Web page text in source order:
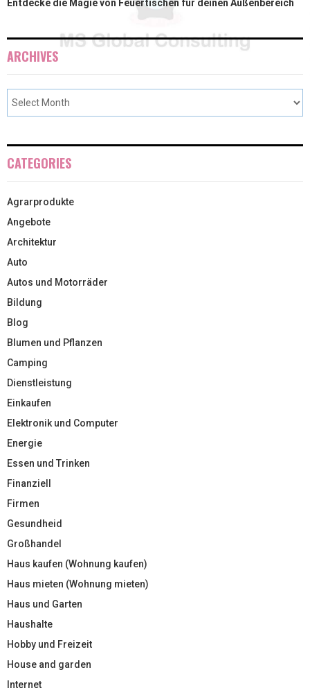
Entdecke die Magie von Feuertischen für deinen Außenbereich
ARCHIVES
CATEGORIES
Agrarprodukte
Angebote
Architektur
Auto
Autos und Motorräder
Bildung
Blog
Blumen und Pflanzen
Camping
Dienstleistung
Einkaufen
Elektronik und Computer
Energie
Essen und Trinken
Finanziell
Firmen
Gesundheid
Großhandel
Haus kaufen (Wohnung kaufen)
Haus mieten (Wohnung mieten)
Haus und Garten
Haushalte
Hobby und Freizeit
House and garden
Internet